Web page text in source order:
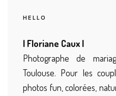
HELLO
| Floriane Caux |
Photographe de
Toulouse. Pour les
photos fun, colorées,